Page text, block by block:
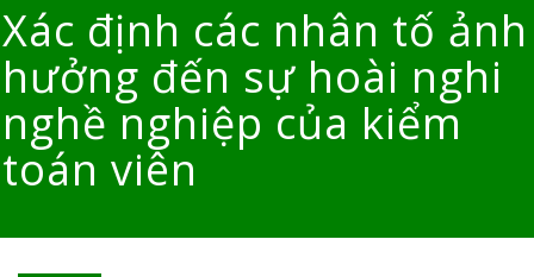
Xác định các nhân tố ảnh
hưởng đến sự hoài nghi
nghề nghiệp của kiểm
toán viên